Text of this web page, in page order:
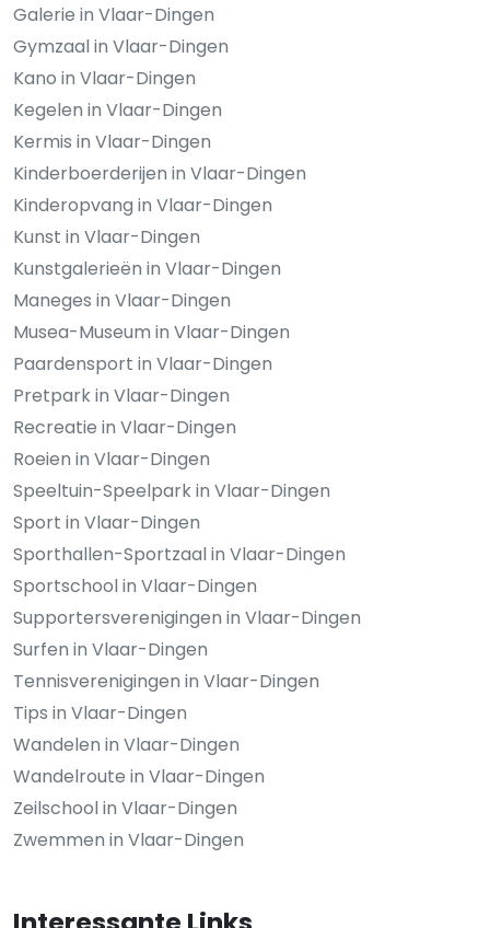
Galerie in Vlaar-Dingen
Gymzaal in Vlaar-Dingen
Kano in Vlaar-Dingen
Kegelen in Vlaar-Dingen
Kermis in Vlaar-Dingen
Kinderboerderijen in Vlaar-Dingen
Kinderopvang in Vlaar-Dingen
Kunst in Vlaar-Dingen
Kunstgalerieën in Vlaar-Dingen
Maneges in Vlaar-Dingen
Musea-Museum in Vlaar-Dingen
Paardensport in Vlaar-Dingen
Pretpark in Vlaar-Dingen
Recreatie in Vlaar-Dingen
Roeien in Vlaar-Dingen
Speeltuin-Speelpark in Vlaar-Dingen
Sport in Vlaar-Dingen
Sporthallen-Sportzaal in Vlaar-Dingen
Sportschool in Vlaar-Dingen
Supportersverenigingen in Vlaar-Dingen
Surfen in Vlaar-Dingen
Tennisverenigingen in Vlaar-Dingen
Tips in Vlaar-Dingen
Wandelen in Vlaar-Dingen
Wandelroute in Vlaar-Dingen
Zeilschool in Vlaar-Dingen
Zwemmen in Vlaar-Dingen